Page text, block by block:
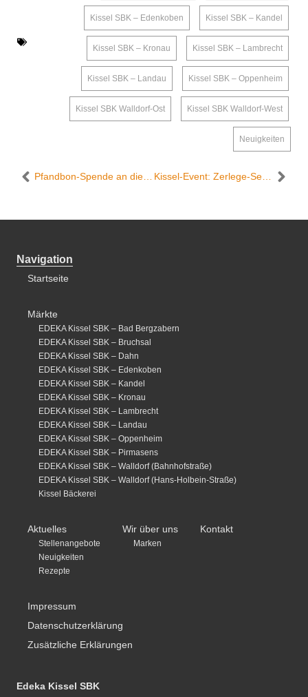
Kissel SBK – Edenkoben Kissel SBK – Kandel
Kissel SBK – Kronau Kissel SBK – Lambrecht
Kissel SBK – Landau Kissel SBK – Oppenheim
Kissel SBK Walldorf-Ost Kissel SBK Walldorf-West
Neuigkeiten
Kissel-Event: Zerlege-Seminar im Edeka Kissel SBK in Walldorf-West
Navigation
Startseite
Märkte
EDEKA Kissel SBK – Bad Bergzabern
EDEKA Kissel SBK – Bruchsal
EDEKA Kissel SBK – Dahn
EDEKA Kissel SBK – Edenkoben
EDEKA Kissel SBK – Kandel
EDEKA Kissel SBK – Kronau
EDEKA Kissel SBK – Lambrecht
EDEKA Kissel SBK – Landau
EDEKA Kissel SBK – Oppenheim
EDEKA Kissel SBK – Pirmasens
EDEKA Kissel SBK – Walldorf (Bahnhofstraße)
EDEKA Kissel SBK – Walldorf (Hans-Holbein-Straße)
Kissel Bäckerei
Aktuelles
Stellenangebote
Neuigkeiten
Rezepte
Wir über uns
Marken
Kontakt
Impressum
Datenschutzerklärung
Zusätzliche Erklärungen
Edeka Kissel SBK